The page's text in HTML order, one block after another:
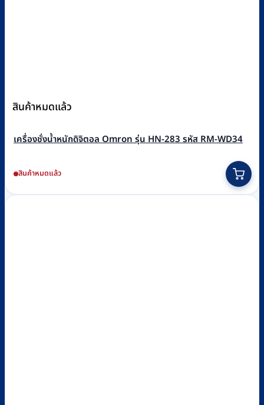
สินค้าหมดแล้ว
เครื่องชั่งน้ำหนักดิจิตอล Omron รุ่น HN-283 รหัส RM-WD34
สินค้าหมดแล้ว